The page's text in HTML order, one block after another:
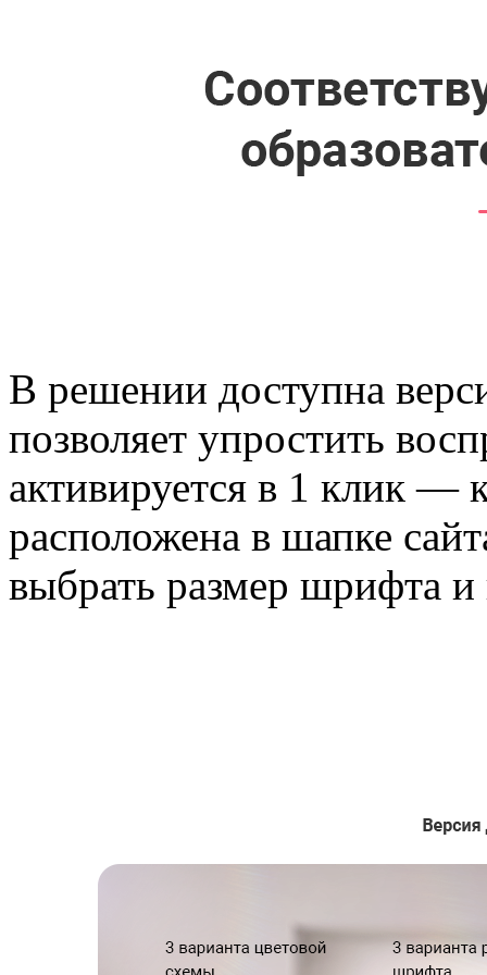
В решении доступна
позволяет упростить
активируется в 1 клик —
расположена в шапке
выбрать размер шрифта